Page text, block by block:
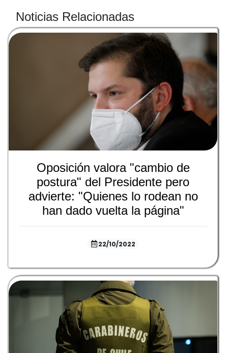
Noticias Relacionadas
Oposición valora "cambio de
postura" del Presidente pero
advierte: "Quienes lo rodean no
han dado vuelta la página"
22/10/2022